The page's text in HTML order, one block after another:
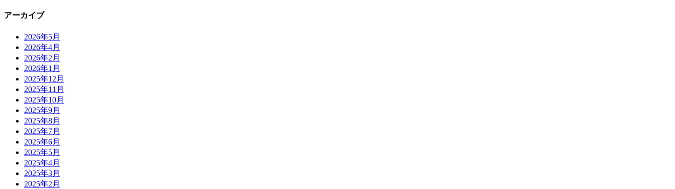
アーカイブ
2026年5月
2026年4月
2026年2月
2026年1月
2025年12月
2025年11月
2025年10月
2025年9月
2025年8月
2025年7月
2025年6月
2025年5月
2025年4月
2025年3月
2025年2月